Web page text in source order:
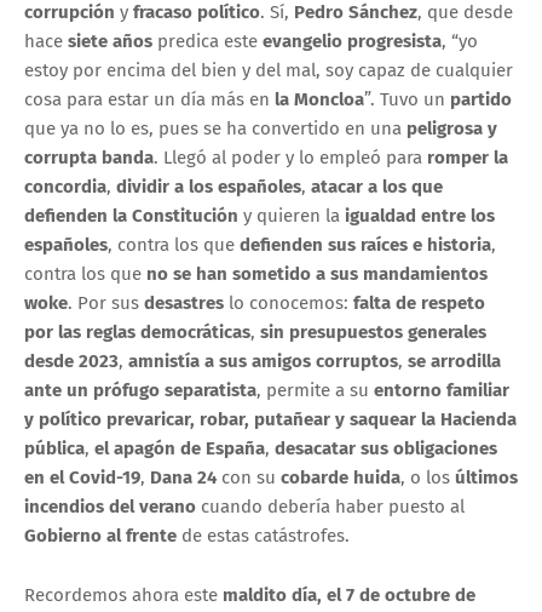
corrupción y fracaso político. Sí, Pedro Sánchez, que desde
hace siete años predica este evangelio progresista, “yo
estoy por encima del bien y del mal, soy capaz de cualquier
cosa para estar un día más en la Moncloa”. Tuvo un partido
que ya no lo es, pues se ha convertido en una peligrosa y
corrupta banda. Llegó al poder y lo empleó para romper la
concordia, dividir a los españoles, atacar a los que
defienden la Constitución y quieren la igualdad entre los
españoles, contra los que defienden sus raíces e historia,
contra los que no se han sometido a sus mandamientos
woke. Por sus desastres lo conocemos: falta de respeto
por las reglas democráticas, sin presupuestos generales
desde 2023, amnistía a sus amigos corruptos, se arrodilla
ante un prófugo separatista, permite a su entorno familiar
y político prevaricar, robar, putañear y saquear la Hacienda
pública, el apagón de España, desacatar sus obligaciones
en el Covid-19, Dana 24con su cobarde huida, o los últimos
incendios del verano cuando debería haber puesto al
Gobierno al frente de estas catástrofes.
Recordemos ahora este maldito día, el 7 de octubre de